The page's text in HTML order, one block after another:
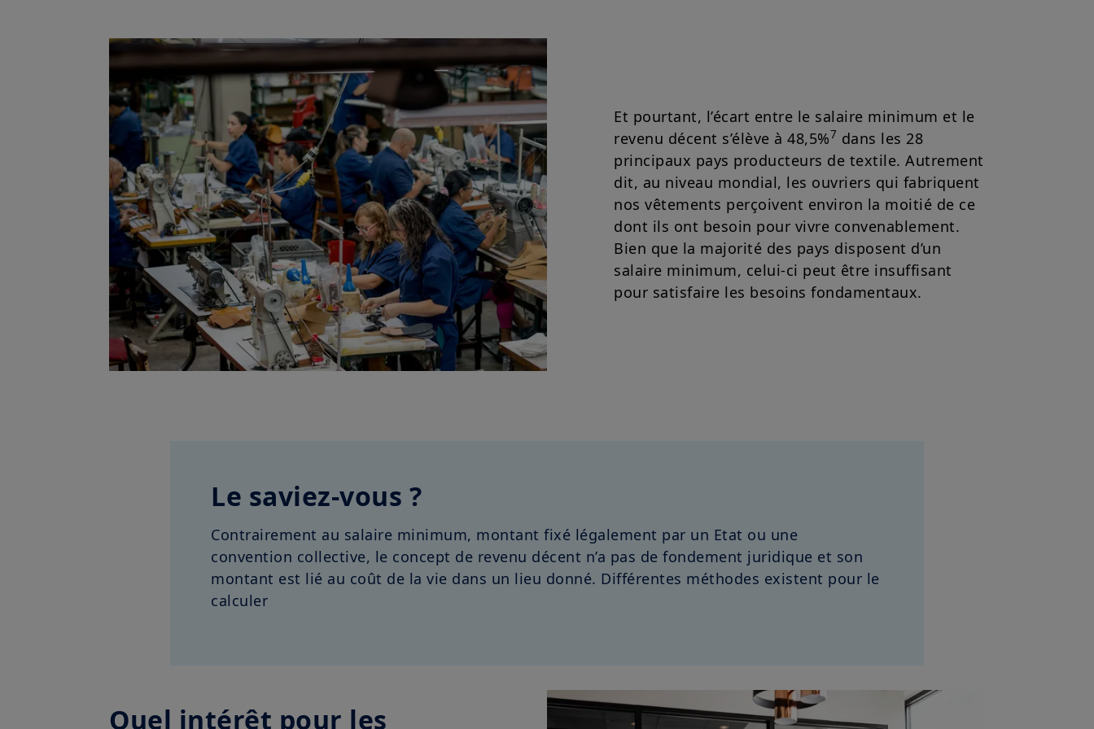
En choisissant d’accéder à notre site, vous reconnaissez avoir pris connaissance de ces
Conditions et les avoir acceptées. Nous vous conseillons, dans votre intérêt, de les lire
attentivement.
Et pourtant, l’écart entre le salaire minimum et le
revenu décent s’élève à 48,5%7 dans les 28
principaux pays producteurs de textile. Autrement
dit, au niveau mondial, les ouvriers qui fabriquent
nos vêtements perçoivent environ la moitié de ce
dont ils ont besoin pour vivre convenablement.
Bien que la majorité des pays disposent d’un
salaire minimum, celui-ci peut être insuffisant
pour satisfaire les besoins fondamentaux.
Le saviez-vous ?
Contrairement au salaire minimum, montant fixé légalement par un Etat ou une
convention collective, le concept de revenu décent n’a pas de fondement juridique et son
montant est lié au coût de la vie dans un lieu donné. Différentes méthodes existent pour le
calculer
Quel intérêt pour les